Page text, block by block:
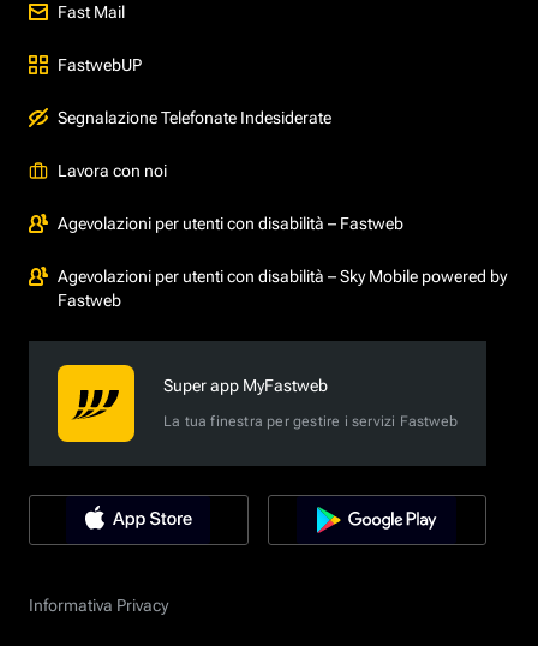
Fast Mail
FastwebUP
Segnalazione Telefonate Indesiderate
Lavora con noi
Agevolazioni per utenti con disabilità – Fastweb
Agevolazioni per utenti con disabilità – Sky Mobile powered by
Fastweb
Super app MyFastweb
La tua finestra per gestire i servizi Fastweb
Informativa Privacy